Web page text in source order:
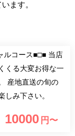
ます。
ルコース■□■ 当店
くる大変お得な一
産地直送の旬の
しみ下さい。
10000 円〜